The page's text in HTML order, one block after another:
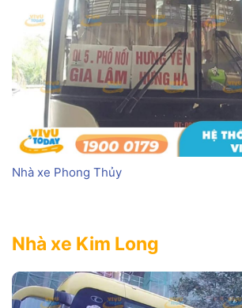
Nhà xe Kim Long
Nhà xe Phong Thủy